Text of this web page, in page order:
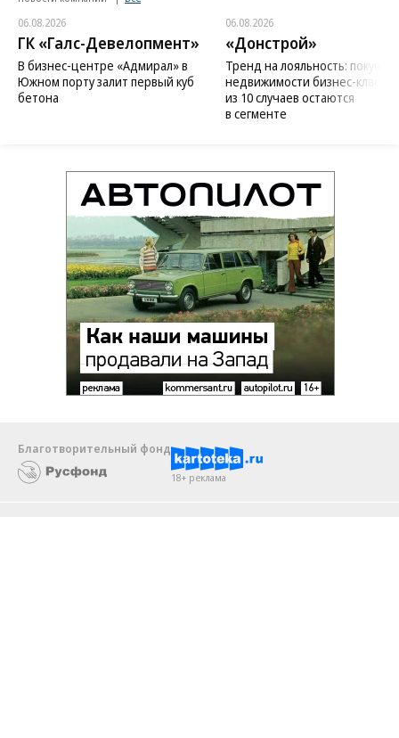
06.08.2026
ГК «Галс-Девелопмент»
В бизнес-центре «Адмирал» в
Южном порту залит первый куб
бетона
06.08.2026
«Донстрой»
Тренд на лояльность:
недвижимости бизнес-класса
из 10 случаев остаются
в сегменте
Благотворительный фонд
18+ реклама